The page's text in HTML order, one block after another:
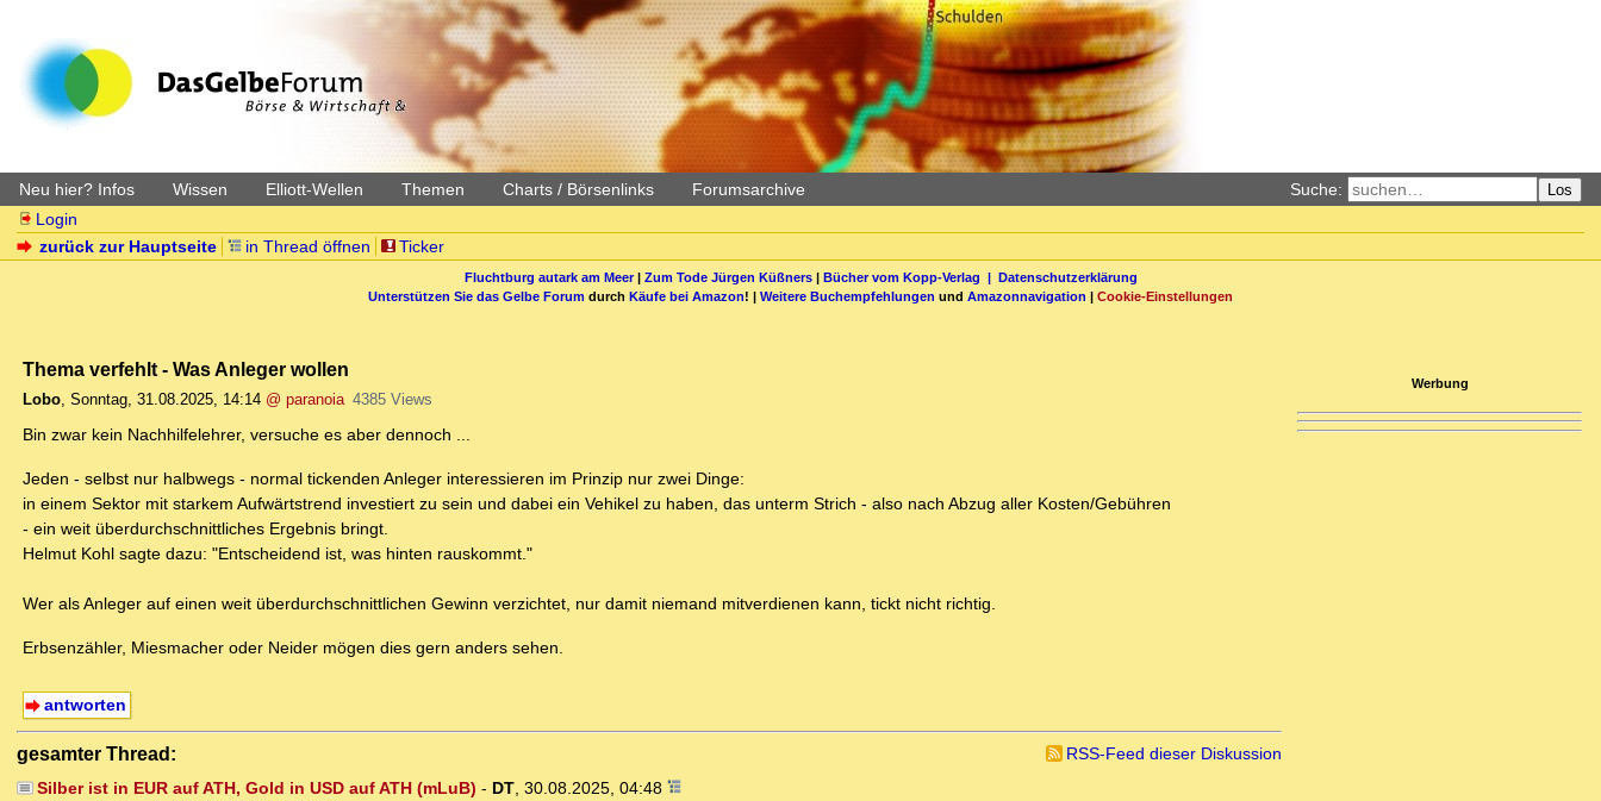
Neu hier? Infos Wissen Elliott-Wellen Themen Charts / Börsenlinks Forumsarchive Suche: Los
Login
zurück zur Hauptseite
in Thread öffnen Ticker
Fluchtburg autark am Meer| Zum Tode Jürgen Küßners| Bücher vom Kopp-Verlag | Datenschutzerklärung
Unterstützen Sie das Gelbe Forum durch Käufe bei Amazon! | Weitere Buchempfehlungen und Amazonnavigation | Cookie-Einstellungen
Thema verfehlt - Was Anleger wollen
Lobo, Sonntag, 31.08.2025, 14:14 @ paranoia 4385 Views
Bin zwar kein Nachhilfelehrer, versuche es aber dennoch ...
Jeden - selbst nur halbwegs - normal tickenden Anleger interessieren im Prinzip nur zwei Dinge:
in einem Sektor mit starkem Aufwärtstrend investiert zu sein und dabei ein Vehikel zu haben, das unterm Strich - also nach Abzug aller Kosten/Gebühren
- ein weit überdurchschnittliches Ergebnis bringt.
Helmut Kohl sagte dazu: "Entscheidend ist, was hinten rauskommt."
Wer als Anleger auf einen weit überdurchschnittlichen Gewinn verzichtet, nur damit niemand mitverdienen kann, tickt nicht richtig.
Erbsenzähler, Miesmacher oder Neider mögen dies gern anders sehen.
antworten
gesamter Thread:
RSS-Feed dieser Diskussion
Silber ist in EUR auf ATH, Gold in USD auf ATH (mLuB) - DT, 30.08.2025, 04:48
Werbung